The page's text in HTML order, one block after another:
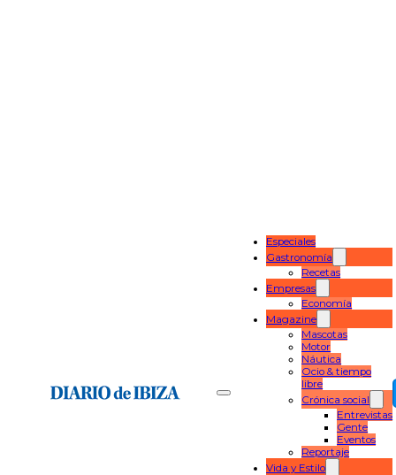
Especiales
Gastronomía
Recetas
Empresas
Economía
Magazine
Mascotas
Motor
Náutica
Ocio & tiempo
libre
Crónica social
Entrevistas
Gente
Eventos
Reportaje
Vida y Estilo